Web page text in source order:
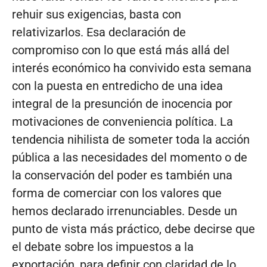
rehuir sus exigencias, basta con
relativizarlos. Esa declaración de
compromiso con lo que está más allá del
interés económico ha convivido esta semana
con la puesta en entredicho de una idea
integral de la presunción de inocencia por
motivaciones de conveniencia política. La
tendencia nihilista de someter toda la acción
pública a las necesidades del momento o de
la conservación del poder es también una
forma de comerciar con los valores que
hemos declarado irrenunciables. Desde un
punto de vista más práctico, debe decirse que
el debate sobre los impuestos a la